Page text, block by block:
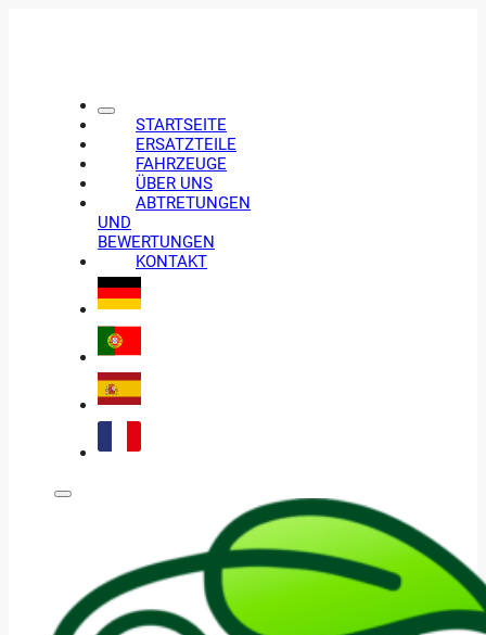
STARTSEITE
ERSATZTEILE
FAHRZEUGE
ÜBER UNS
ABTRETUNGEN
UND
BEWERTUNGEN
KONTAKT